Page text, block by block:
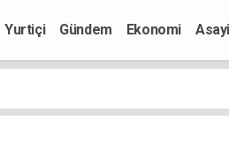
Yurtiçi Gündem Ekonomi